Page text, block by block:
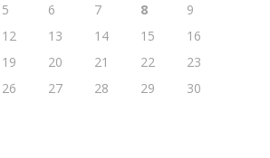
5 6 7 8
9
12 13 14 15
16
19 20 21 22
23
26 27 28 29
30